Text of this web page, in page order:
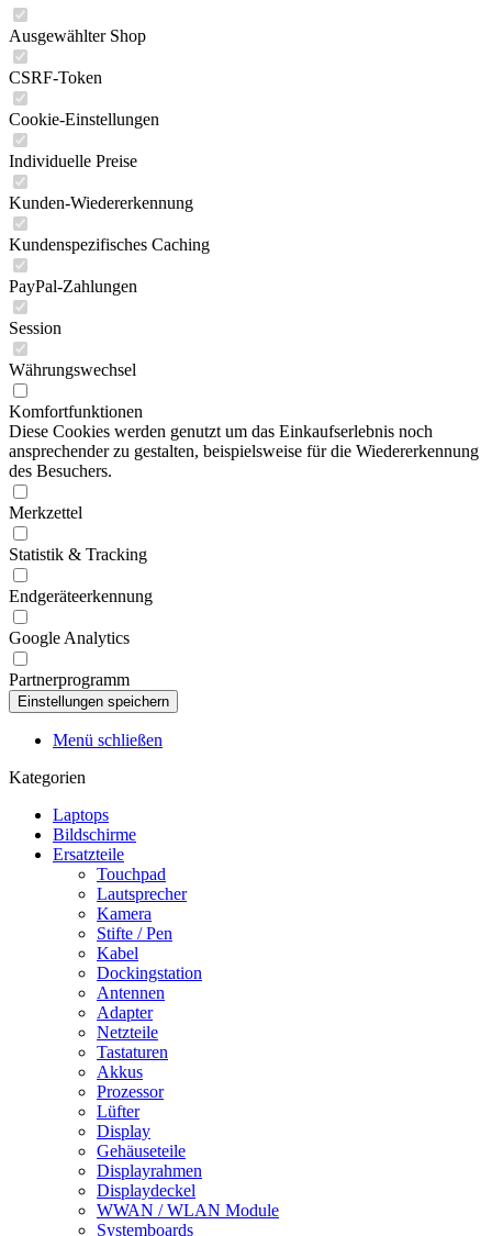
Ausgewählter Shop
CSRF-Token
Cookie-Einstellungen
Individuelle Preise
Kunden-Wiedererkennung
Kundenspezifisches Caching
PayPal-Zahlungen
Session
Währungswechsel
Komfortfunktionen
Diese Cookies werden genutzt um das Einkaufserlebnis noch
ansprechender zu gestalten, beispielsweise für die Wiedererkennung
des Besuchers.
Merkzettel
Statistik & Tracking
Endgeräteerkennung
Google Analytics
Partnerprogramm
Menü schließen
Kategorien
Laptops
Bildschirme
Ersatzteile
Touchpad
Lautsprecher
Kamera
Stifte / Pen
Kabel
Dockingstation
Antennen
Adapter
Netzteile
Tastaturen
Akkus
Prozessor
Lüfter
Display
Gehäuseteile
Displayrahmen
Displaydeckel
WWAN / WLAN Module
Systemboards